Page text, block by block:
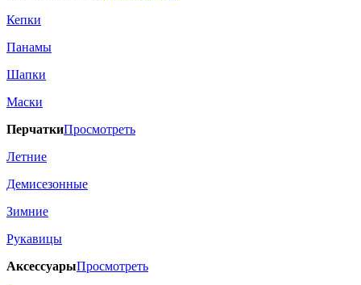
Кепки
Панамы
Шапки
Маски
ПерчаткиПросмотреть
Летние
Демисезонные
Зимние
Рукавицы
АксессуарыПросмотреть